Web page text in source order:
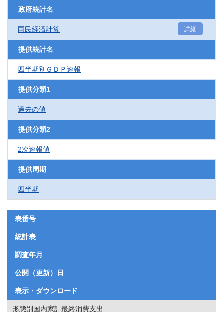
政府統計名
国民経済計算 詳細
提供統計名
四半期別ＧＤＰ速報
提供分類1
過去の値
提供分類2
2次速報値
提供周期
四半期
表番号
統計表
調査年月
公開（更新）日
表示・ダウンロード
形態別国内家計最終消費支出